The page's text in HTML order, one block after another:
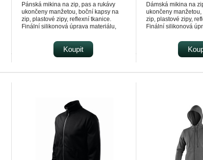
Pánská mikina na zip, pas a rukávy
ukončeny manžetou, boční kapsy na
zip, plastové zipy, reflexní tkanice.
Finální silikonová úprava materiálu,
rozměrovou stálost a omezuje
žmolkovatění. Použití v práci i pro volný
čas. Vhodné pro potisk a výšivku.
Koupit
Dámská mikina na
ukončeny
zip, plastové zipy,
Finální silikonová
odolnost vůči
i pro volný čas.